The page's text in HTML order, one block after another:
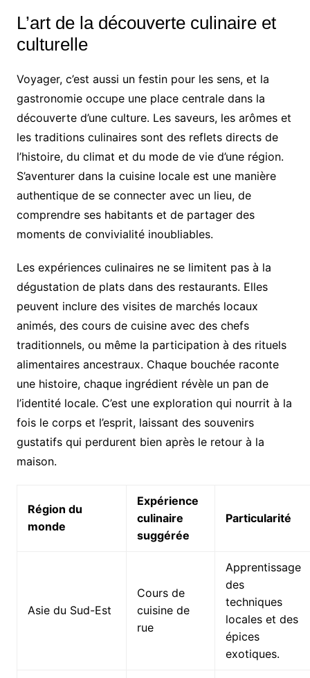
L’art de la découverte culinaire et
culturelle
Voyager, c’est aussi un festin pour les sens, et la
gastronomie occupe une place centrale dans la
découverte d’une culture. Les saveurs, les arômes et
les traditions culinaires sont des reflets directs de
l’histoire, du climat et du mode de vie d’une région.
S’aventurer dans la cuisine locale est une manière
authentique de se connecter avec un lieu, de
comprendre ses habitants et de partager des
moments de convivialité inoubliables.
Les expériences culinaires ne se limitent pas à la
dégustation de plats dans des restaurants. Elles
peuvent inclure des visites de marchés locaux
animés, des cours de cuisine avec des chefs
traditionnels, ou même la participation à des rituels
alimentaires ancestraux. Chaque bouchée raconte
une histoire, chaque ingrédient révèle un pan de
l’identité locale. C’est une exploration qui nourrit à la
fois le corps et l’esprit, laissant des souvenirs
gustatifs qui perdurent bien après le retour à la
maison.
Région du
monde
Expérience
culinaire
suggérée
Particularité
Asie du Sud-Est
Cours de
cuisine de
rue
Apprentissage
des
techniques
locales et des
épices
exotiques.